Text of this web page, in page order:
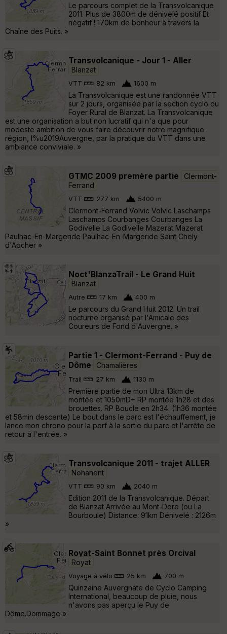
Le parcours complet de la Transvolcanique
2011. Plus de 3800m de dénivelé positif Et
négatif ! 170km de bonheur à travers la
Chaîne des Puits. »
Transvolcanique - Jour 1 - Aller
Blanzat
VTT 82 km 1600 m
La Transvolcanique est une randonnée VTT
sur 2 jours, organisée par la section cyclo du
Foyer Rural de Blanzat. La Transvolcanique
est une organisation a but non lucratif qui n'a que pour
modeste ambition de vous faire découvrir notre magnifique
région, l%u2019Auvergne, par la pratique du VTT dans une
ambiance conviviale. »
GTMC 2009 premère partie
Clermont-
Ferrand
VTT 277 km 5400 m
Clermont-Ferrand Volvic Volvic Laschamps
Laschamps Courbanges Courbanges La
Godivelle La Godivelle Mazerat Mazerat
Paulhac-En-Margeride Paulhac-En-Margeride Saint Chely
d'Apcher »
Noct'BlanzaTrail - Le Grand Huit
Blanzat
Autre 17 km 400 m
Le parcours du Grand Huit 2012. Un trail
nocturne organisé par l'Amicale des
Coureurs de Fond d'Auvergne. »
Partie 1 - Clermont-Ferrand - Puy de
Dôme
Chamalières
Trail 27 km 1130 m
Première partie de mon Ultra 13km de
montée et 1050mD+ RP montée 1h28 et des
brouettes. RP Boucle en 2h34. (1h36 montée
et 58min descente) Le bout dans le parc est l'échauffement, je
lance mon chrono pour la perf à la sortie du parc et l'arrête de
retour à l'entrée. »
Transvolcanique 2011 - trajet ALLER
Nohanent
VTT 90 km 2040 m
Edition 2011 de la Transvolcanique. Départ
de Blanzat Arrivée au Mont-Dore (ou La
Bourboule) Distance: 91km Dénivelé : 2126m
»
Royat-Saint Bonnet près Orcival
Royat
Voyage à vélo 25 km 700 m
Quinzaine Auvergnate de Cyclo Camping
International, beaucoup de pluie, nous
n'avons pas aperçu le Puy de
Dôme.Dommage »